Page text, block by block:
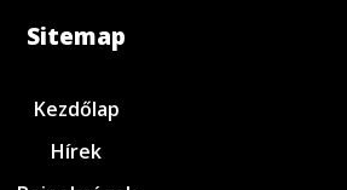
Sitemap
Kezdőlap
Hírek